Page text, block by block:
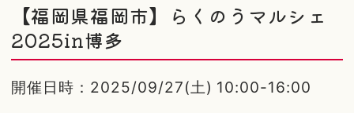
【福岡県福岡市】らくのうマルシェ
2025in博多
開催日時：2025/09/27(土) 10:00-16:00